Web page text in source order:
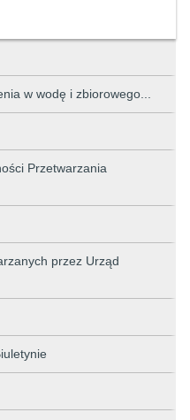
w wodę i zbiorowego...
Przetwarzania
przez Urząd